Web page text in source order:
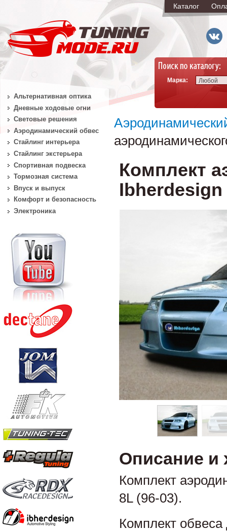
Каталог
Марка: Любой
Комплект
Ibherdesign
Описание и
Комплект
8L (96-03).
Комплект
Альтернативная оптика
Дневные ходовые огни
Световые решения
Аэродинамический обвес
Стайлинг интерьера
Стайлинг экстерьера
Спортивная подвеска
Тормозная система
Впуск и выпуск
Комфорт и безопасность
Электроника